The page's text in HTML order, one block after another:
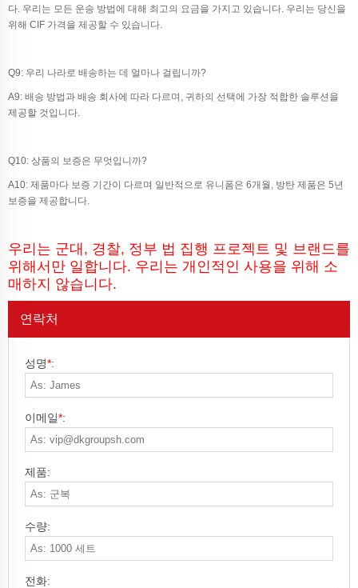
다. 우리는 모든 운송 방법에 대해 최고의 요금을 가지고 있습니다. 우리는 당신을
위해 CIF 가격을 제공할 수 있습니다.
Q9: 우리 나라로 배송하는 데 얼마나 걸립니까?
A9: 배송 방법과 배송 회사에 따라 다르며, 귀하의 선택에 가장 적합한 솔루션을
제공할 것입니다.
Q10: 상품의 보증은 무엇입니까?
A10: 제품마다 보증 기간이 다르며 일반적으로 유니폼은 6개월, 방탄 제품은 5년
보증을 제공합니다.
우리는 군대, 경찰, 정부 법 집행 프로젝트 및 브랜드를
위해서만 일합니다. 우리는 개인적인 사용을 위해 소
매하지 않습니다.
연락처
성명*:
이메일*:
제품:
수량:
전화: